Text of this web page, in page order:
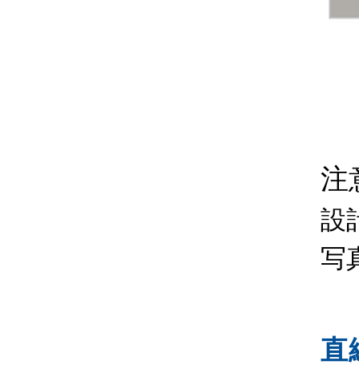
注
設
写
直